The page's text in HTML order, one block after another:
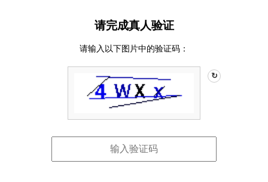
请完成真人验证
请输入以下图片中的验证码：
↻